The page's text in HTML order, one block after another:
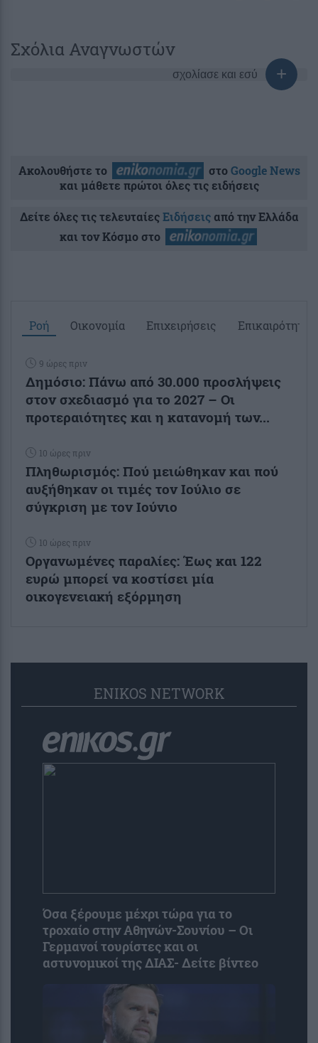
Σχόλια Αναγνωστών
σχολίασε και εσύ
Ακολουθήστε το στοGoogle News
και μάθετε πρώτοι όλες τις ειδήσεις
Δείτε όλες τις τελευταίεςΕιδήσειςαπό την Ελλάδα
και τον Κόσμο στο
Ροή Οικονομία Επιχειρήσεις Επικαιρότητα
9 ώρες πριν
Δημόσιο: Πάνω από 30.000 προσλήψεις
στον σχεδιασμό για το 2027 – Οι
προτεραιότητες και η κατανομή των...
10 ώρες πριν
Πληθωρισμός: Πού μειώθηκαν και πού
αυξήθηκαν οι τιμές τον Ιούλιο σε
σύγκριση με τον Ιούνιο
10 ώρες πριν
Οργανωμένες παραλίες: Έως και 122
ευρώ μπορεί να κοστίσει μία
οικογενειακή εξόρμηση
ENIKOS NETWORK
Όσα ξέρουμε μέχρι τώρα για το
τροχαίο στην Αθηνών-Σουνίου – Οι
Γερμανοί τουρίστες και οι
αστυνομικοί της ΔΙΑΣ- Δείτε βίντεο